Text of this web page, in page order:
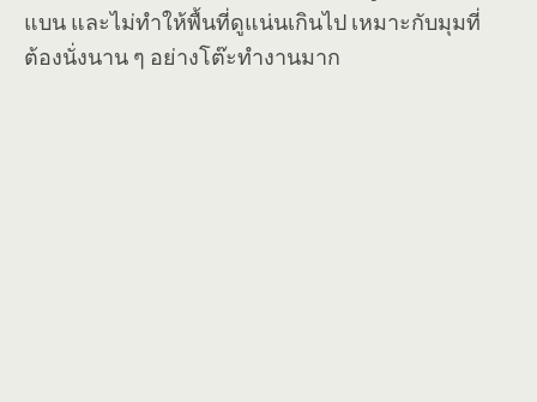
แบน และไม่ทำให้พื้นที่ดูแน่นเกินไป เหมาะกับมุมที่
ต้องนั่งนาน ๆ อย่างโต๊ะทำงานมาก